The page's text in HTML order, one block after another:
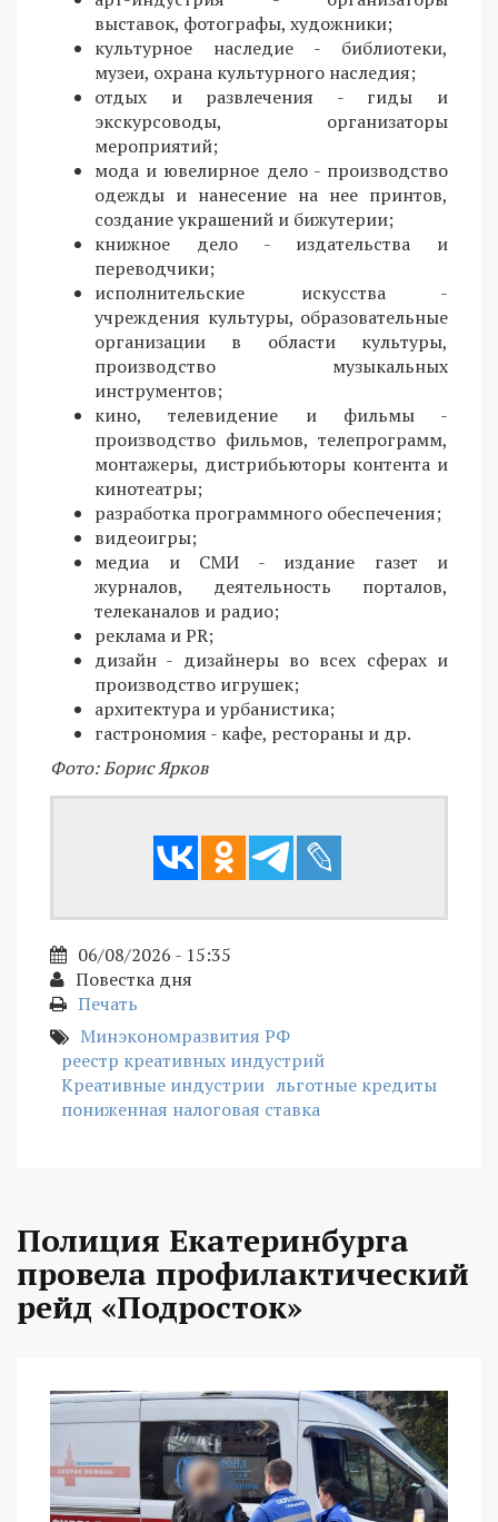
выставок, фотографы, художники;
культурное наследие - библиотеки,
музеи, охрана культурного наследия;
отдых и развлечения - гиды и
экскурсоводы, организаторы
мероприятий;
мода и ювелирное дело - производство
одежды и нанесение на нее принтов,
создание украшений и бижутерии;
книжное дело - издательства и
переводчики;
исполнительские искусства -
учреждения культуры, образовательные
организации в области культуры,
производство музыкальных
инструментов;
кино, телевидение и фильмы -
производство фильмов, телепрограмм,
монтажеры, дистрибьюторы контента и
кинотеатры;
разработка программного обеспечения;
видеоигры;
медиа и СМИ - издание газет и
журналов, деятельность порталов,
телеканалов и радио;
реклама и PR;
дизайн - дизайнеры во всех сферах и
производство игрушек;
архитектура и урбанистика;
гастрономия - кафе, рестораны и др.
Фото: Борис Ярков
06/08/2026 - 15:35
Повестка дня
Печать
Минэкономразвития РФ
реестр креативных индустрий
Креативные индустрии льготные кредиты
пониженная налоговая ставка
Полиция Екатеринбурга
провела профилактический
рейд «Подросток»